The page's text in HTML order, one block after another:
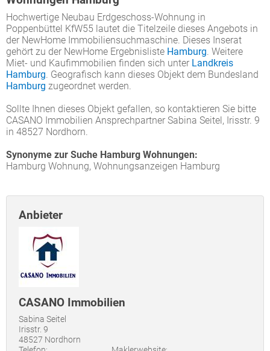
Hochwertige Neubau Erdgeschoss-Wohnung in
Poppenbüttel KfW55 lautet die Titelzeile dieses Angebots in
der NewHome Immobiliensuchmaschine. Dieses Inserat
gehört zu der NewHome Ergebnisliste Hamburg. Weitere
Miet- und Kaufimmobilien finden sich unter Landkreis
Hamburg. Geografisch kann dieses Objekt dem Bundesland
Hamburg zugeordnet werden.
Sollte Ihnen dieses Objekt gefallen, so kontaktieren Sie bitte
CASANO Immobilien Ansprechpartner Sabina Seitel, Irisstr. 9
in 48527 Nordhorn.
Synonyme zur Suche Hamburg Wohnungen:
Hamburg Wohnung, Wohnungsanzeigen Hamburg
Anbieter
CASANO Immobilien
Sabina Seitel
Irisstr. 9
48527 Nordhorn